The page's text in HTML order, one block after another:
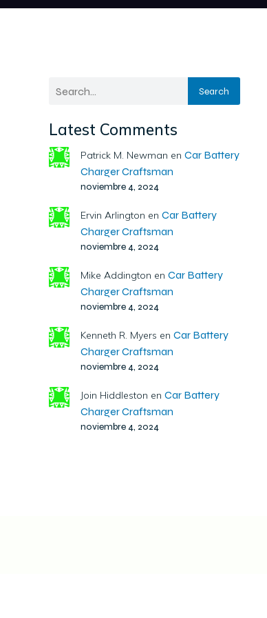
Search
Latest Comments
Patrick M. Newman en Car Battery
Charger Craftsman
noviembre 4, 2024
Ervin Arlington en Car Battery
Charger Craftsman
noviembre 4, 2024
Mike Addington en Car Battery
Charger Craftsman
noviembre 4, 2024
Kenneth R. Myers en Car Battery
Charger Craftsman
noviembre 4, 2024
Join Hiddleston en Car Battery
Charger Craftsman
noviembre 4, 2024